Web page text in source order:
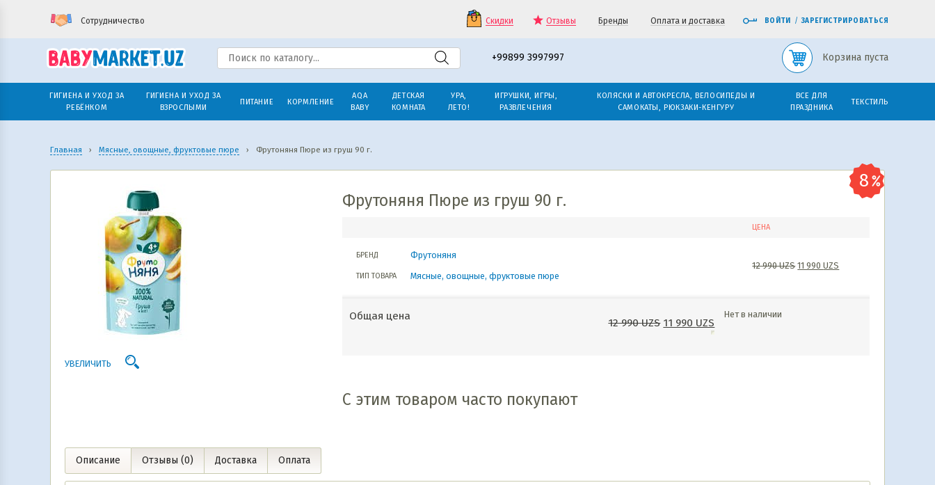
Сотрудничество Скидки Отзывы Бренды Оплата и доставка ВОЙТИ / ЗАРЕГИСТРИРОВАТЬСЯ
+99899 3997997 Корзина пуста
ГИГИЕНА И УХОД ЗА
РЕБЁНКОМ
ГИГИЕНА И УХОД ЗА
ВЗРОСЛЫМИ
ПИТАНИЕ КОРМЛЕНИЕ
AQA
BABY
ДЕТСКАЯ
КОМНАТА
УРА,
ЛЕТО!
ИГРУШКИ, ИГРЫ,
РАЗВЛЕЧЕНИЯ
КОЛЯСКИ И АВТОКРЕСЛА, ВЕЛОСИПЕДЫ И
САМОКАТЫ, РЮКЗАКИ-КЕНГУРУ
ВСЕ ДЛЯ
ПРАЗДНИКА
ТЕКСТИЛЬ
Главная › Мясные, овощные, фруктовые пюре › Фрутоняня Пюре из груш 90 г.
УВЕЛИЧИТЬ
Фрутоняня Пюре из груш 90 г.
ЦЕНА
БРЕНД Фрутоняня
ТИП ТОВАРА Мясные, овощные, фруктовые пюре
12 990UZS 11 990UZS
Общая цена
12 990UZS 11 990 UZS
Нет в наличии
С этим товаром часто покупают
Описание Отзывы (0) Доставка Оплата